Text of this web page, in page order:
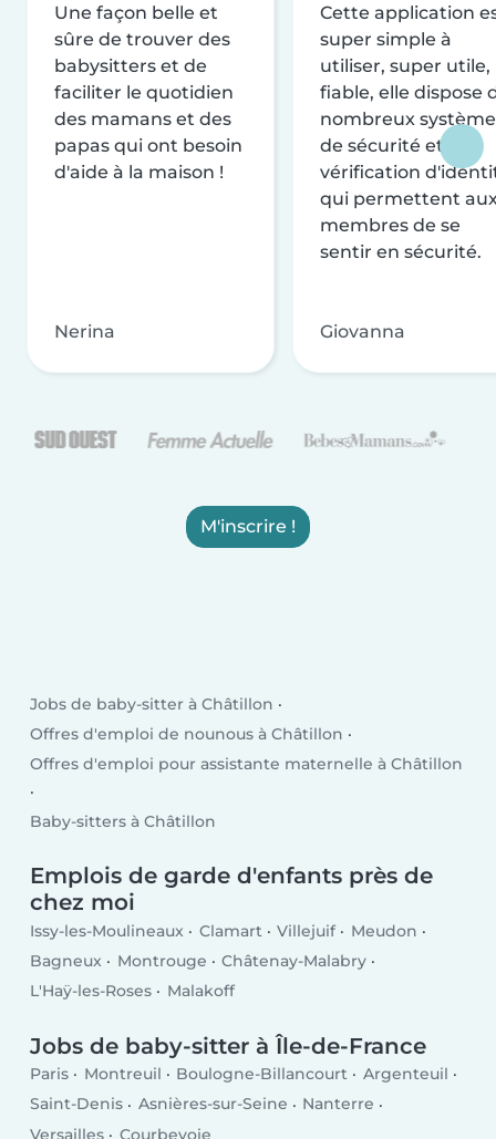
Une façon belle et
sûre de trouver des
babysitters et de
faciliter le quotidien
des mamans et des
papas qui ont besoin
d'aide à la maison !
Nerina
Cette application
super simple à
utiliser, super utile,
fiable, elle dispose
nombreux
de sécurité et de
vérification
qui permettent
membres de se
sentir en sécurité.
Giovanna
M'inscrire !
Jobs de baby-sitter à Châtillon
Offres d'emploi de nounous à Châtillon
Offres d'emploi pour assistante maternelle à Châtillon
Baby-sitters à Châtillon
Emplois de garde d'enfants près de
chez moi
Issy-les-Moulineaux Clamart Villejuif
Meudon
Bagneux
Montrouge
Châtenay-Malabry
L'Haÿ-les-Roses
Malakoff
Jobs de baby-sitter à Île-de-France
Paris Montreuil Boulogne-Billancourt
Argenteuil
Saint-Denis
Asnières-sur-Seine
Nanterre
Versailles
Courbevoie